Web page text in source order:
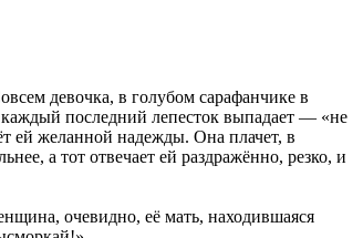
девочка, в голубом сарафанчике в
последний лепесток выпадает — «не
ей желанной надежды. Она плачет, в
а тот отвечает ей раздражённо, резко, и
очевидно, её мать, находившаяся